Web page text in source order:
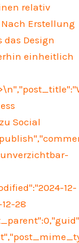
relativ
Erstellung
das Design
einheitlich
Social
12-
28